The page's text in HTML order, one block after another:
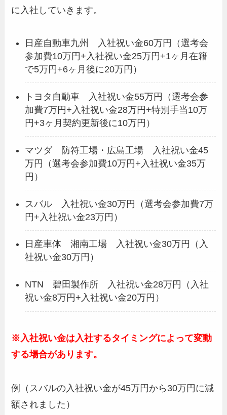
に入社していきます。
日産自動車九州 入社祝い金60万円（選考会
参加費10万円+入社祝い金25万円+1ヶ月在籍
で5万円+6ヶ月後に20万円）
トヨタ自動車 入社祝い金55万円（選考会参
加費7万円+入社祝い金28万円+特別手当10万
円+3ヶ月契約更新後に10万円）
マツダ 防符工場・広島工場 入社祝い金45
万円（選考会参加費10万円+入社祝い金35万
円）
スバル 入社祝い金30万円（選考会参加費7万
円+入社祝い金23万円）
日産車体 湘南工場 入社祝い金30万円（入
社祝い金30万円）
NTN 碧田製作所 入社祝い金28万円（入社
祝い金8万円+入社祝い金20万円）
※入社祝い金は入社するタイミングによって変動
する場合があります。
例（スバルの入社祝い金が45万円から30万円に減
額されました）